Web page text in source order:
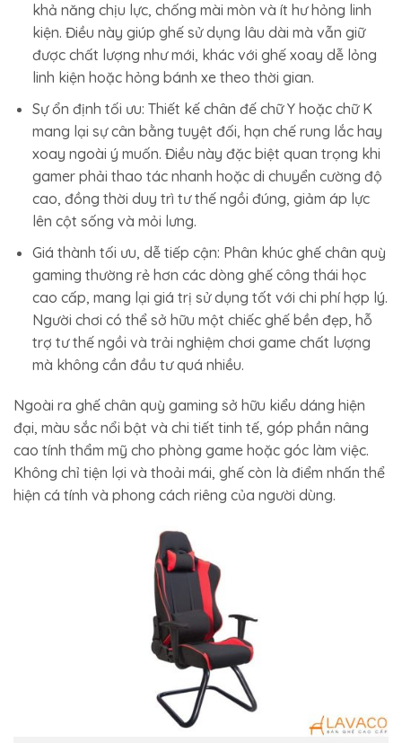
khả năng chịu lực, chống mài mòn và ít hư hỏng linh
kiện. Điều này giúp ghế sử dụng lâu dài mà vẫn giữ
được chất lượng như mới, khác với ghế xoay dễ lỏng
linh kiện hoặc hỏng bánh xe theo thời gian.
Sự ổn định tối ưu: Thiết kế chân đế chữ Y hoặc chữ K
mang lại sự cân bằng tuyệt đối, hạn chế rung lắc hay
xoay ngoài ý muốn. Điều này đặc biệt quan trọng khi
gamer phải thao tác nhanh hoặc di chuyển cường độ
cao, đồng thời duy trì tư thế ngồi đúng, giảm áp lực
lên cột sống và mỏi lưng.
Giá thành tối ưu, dễ tiếp cận: Phân khúc ghế chân quỳ
gaming thường rẻ hơn các dòng ghế công thái học
cao cấp, mang lại giá trị sử dụng tốt với chi phí hợp lý.
Người chơi có thể sở hữu một chiếc ghế bền đẹp, hỗ
trợ tư thế ngồi và trải nghiệm chơi game chất lượng
mà không cần đầu tư quá nhiều.
Ngoài ra ghế chân quỳ gaming sở hữu kiểu dáng hiện
đại, màu sắc nổi bật và chi tiết tinh tế, góp phần nâng
cao tính thẩm mỹ cho phòng game hoặc góc làm việc.
Không chỉ tiện lợi và thoải mái, ghế còn là điểm nhấn thể
hiện cá tính và phong cách riêng của người dùng.